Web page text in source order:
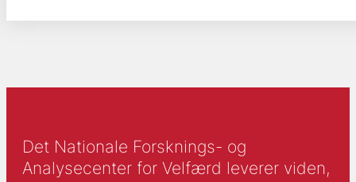
Det Nationale Forsknings- og
Analysecenter for Velfærd leverer viden,